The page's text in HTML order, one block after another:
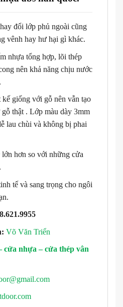
đổi lớp phủ ngoài cũng
vênh hay hư hại gì khác.
nhựa tổng hợp, lõi thép
nên khả năng chịu nước
kế giống với gỗ nên vẫn tạo
thật . Lớp màu dày 3mm
lau chùi và không bị phai
hơn so với những cửa
tế và sang trọng cho ngôi
Võ Văn Triển
cửa nhựa – cửa thép vân